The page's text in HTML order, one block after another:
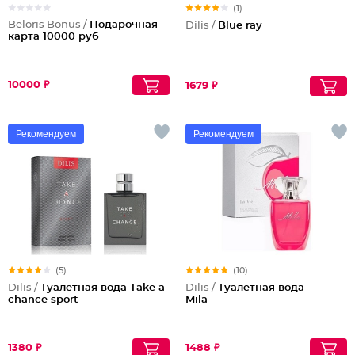
Beloris Bonus / Подарочная
карта 10000 руб
10000 ₽
(1)
Dilis / Blue ray
1679 ₽
Рекомендуем
(5)
Dilis / Туалетная вода Take a
chance sport
1380 ₽
Рекомендуем
(10)
Dilis / Туалетная вода
Mila
1488 ₽